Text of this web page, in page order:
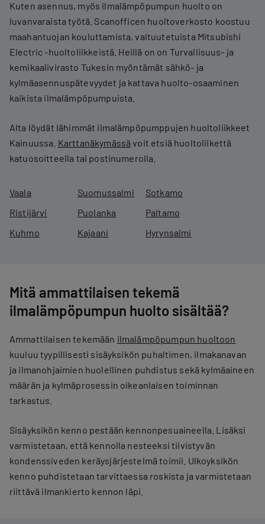
Kuten asennus, myös ilmalämpöpumpun huolto on
luvanvaraista työtä. Scanofficen huoltoverkosto koostuu
maahantuojan kouluttamista, valtuutetuista Mitsubishi
Electric -huoltoliikkeistä. Heillä on on Turvallisuus- ja
kemikaalivirasto Tukesin myöntämät sähkö- ja
kylmäasennuspätevyydet ja kattava huolto-osaaminen
kaikista ilmalämpöpumpuista.
Alta löydät lähimmät ilmalämpöpumppujen huoltoliikkeet
Kainuussa. Karttanäkymässä voit etsiä huoltoliikettä
katuosoitteella tai postinumerolla.
Vaala Suomussalmi
Sotkamo
Ristijärvi
Puolanka
Paltamo
Kuhmo
Kajaani Hyrynsalmi
Mitä ammattilaisen tekemä
ilmalämpöpumpun huolto sisältää?
Ammattilaisen tekemään ilmalämpöpumpun huoltoon
kuuluu tyypillisesti sisäyksikön puhaltimen, ​​ilmakanavan
ja ilmanohjaimien huolellinen puhdistus sekä kylmäaineen
määrän ja kylmäprosessin oikeanlaisen toiminnan
tarkastus.
Sisäyksikön kenno pestään kennonpesuaineella. Lisäksi
varmistetaan, että kennolla nesteeksi tiivistyvän
kondenssiveden keräysjärjestelmä toimii. Ulkoyksikön
kenno puhdistetaan tarvittaessa roskista ja varmistetaan
riittävä ilmankierto kennon läpi.